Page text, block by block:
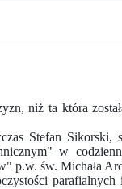
niż ta która
Stefan
w
p.w. św. Michała